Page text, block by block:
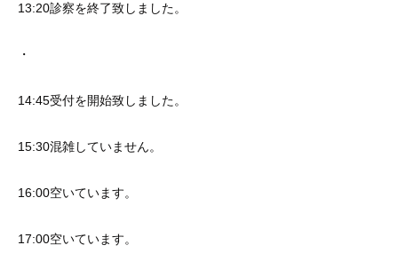
13:20診察を終了致しました。
・
14:45受付を開始致しました。
15:30混雑していません。
16:00空いています。
17:00空いています。